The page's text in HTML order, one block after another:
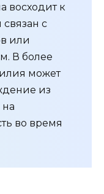
восходит к
с
или
В более
может
из
во время